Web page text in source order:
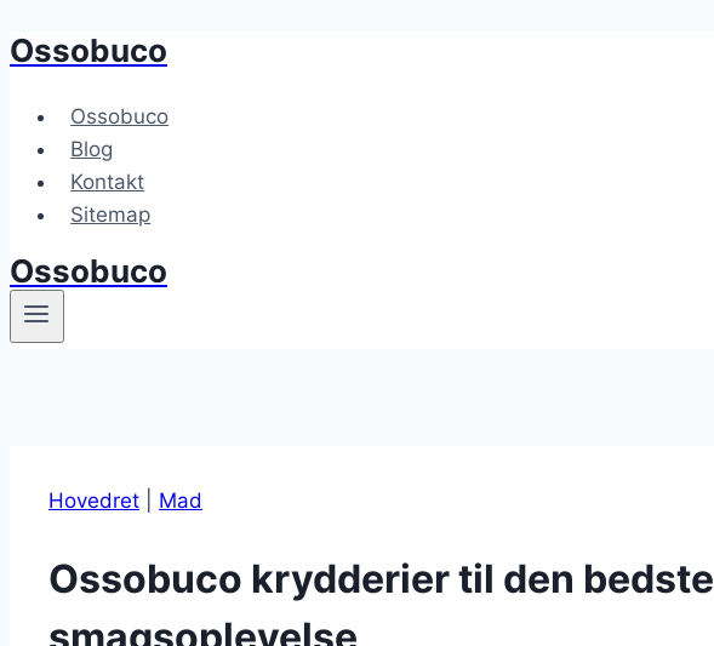
Fortsæt
indhold
Ossobuco
Ossobuco
Blog
Kontakt
Sitemap
Ossobuco
Hovedret Mad
Ossobuco krydderier til den bedste
smagsoplevelse